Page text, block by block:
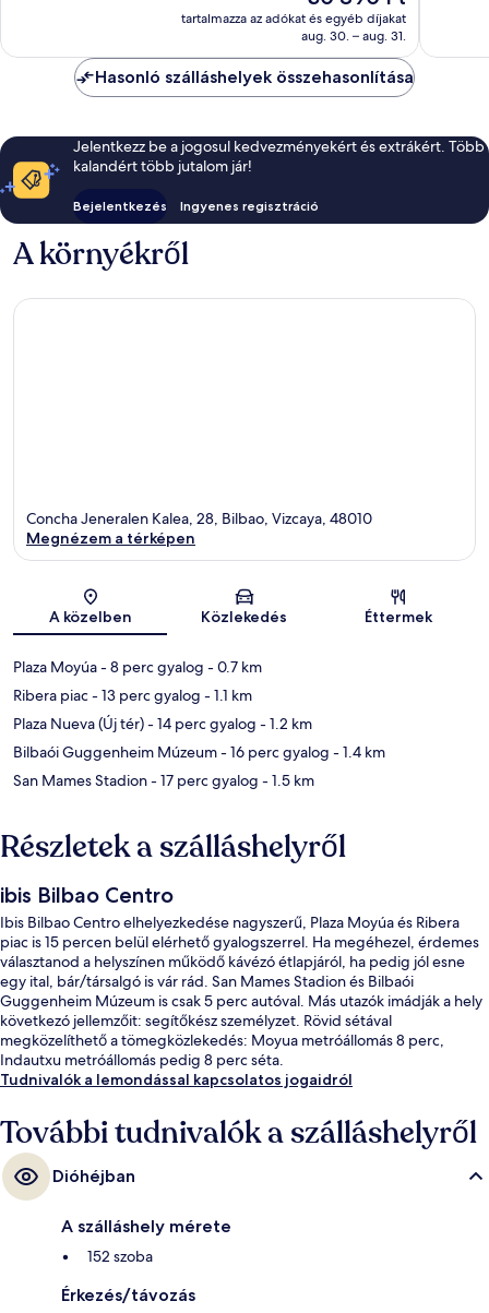
értékelés
ár
30 890 Ft
tartalmazza az adókat és egyéb díjakat
aug. 30. – aug. 31.
Hasonló szálláshelyek összehasonlítása
Jelentkezz be a jogosul kedvezményekért és extrákért. Több
kalandért több jutalom jár!
Bejelentkezés Ingyenes regisztráció
A környékről
Térkép
Concha Jeneralen Kalea, 28, Bilbao, Vizcaya, 48010
Megnézem a térképen
A közelben Közlekedés Éttermek
Plaza Moyúa- 8 perc gyalog - 0.7 km
Ribera piac- 13 perc gyalog - 1.1 km
Plaza Nueva (Új tér)- 14 perc gyalog - 1.2 km
Bilbaói Guggenheim Múzeum- 16 perc gyalog - 1.4 km
San Mames Stadion- 17 perc gyalog - 1.5 km
Részletek a szálláshelyről
ibis Bilbao Centro
Ibis Bilbao Centro elhelyezkedése nagyszerű, Plaza Moyúa és Ribera
piac is 15 percen belül elérhető gyalogszerrel. Ha megéhezel, érdemes
választanod a helyszínen működő kávézó étlapjáról, ha pedig jól esne
egy ital, bár/társalgó is vár rád. San Mames Stadion és Bilbaói
Guggenheim Múzeum is csak 5 perc autóval. Más utazók imádják a hely
következó jellemzőit: segítőkész személyzet. Rövid sétával
megközelíthető a tömegközlekedés: Moyua metróállomás 8 perc,
Indautxu metróállomás pedig 8 perc séta.
Tudnivalók a lemondással kapcsolatos jogaidról
További tudnivalók a szálláshelyről
Dióhéjban
A szálláshely mérete
152 szoba
Érkezés/távozás